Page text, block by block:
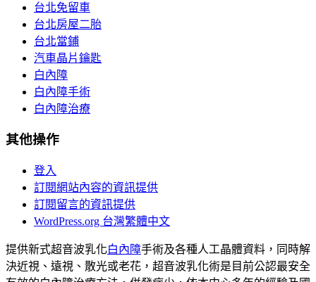
台北免留車
台北房屋二胎
台北當鋪
汽車晶片鑰匙
白內障
白內障手術
白內障治療
其他操作
登入
訂閱網站內容的資訊提供
訂閱留言的資訊提供
WordPress.org 台灣繁體中文
提供新式超音波乳化白內障手術及各種人工晶體資料，同時解
決近視、遠視、散光或老花，超音波乳化術是目前公認最安全